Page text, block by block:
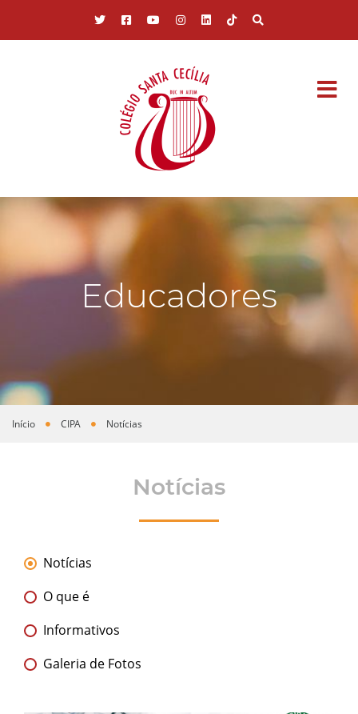
Educadores
Você está aqui
Início CIPA Notícias
Notícias
Notícias
O que é
Informativos
Galeria de Fotos